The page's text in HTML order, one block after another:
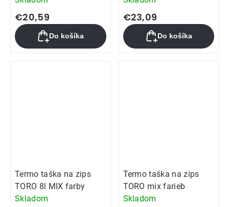
€20,59
Do košíka
€23,09
Do košíka
Termo taška na zips
TORO 8l MIX farby
Skladom
Termo taška na zips
TORO mix farieb
Skladom